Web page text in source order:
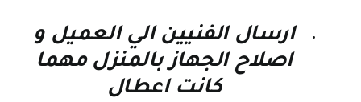
ارسال الفنيين الي العميل و
اصلاح الجهاز بالمنزل مهما
كانت اعطال